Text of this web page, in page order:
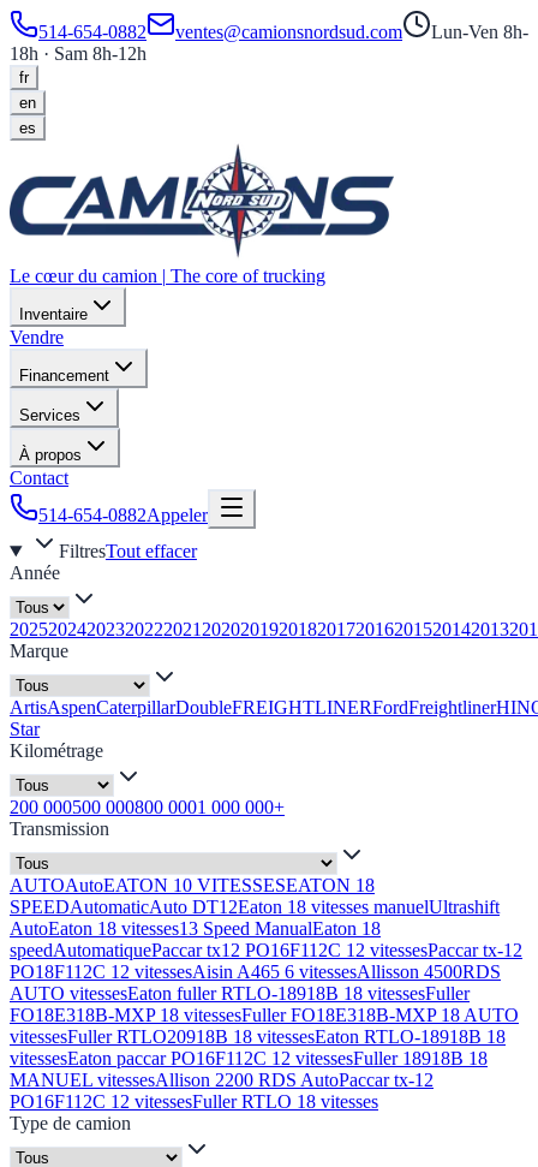
514-654-0882 ventes@camionsnordsud.com
Lun-Ven 8h-
18h · Sam 8h-12h
fr
en
es
Le cœur du camion | The core of trucking
Inventaire
Vendre
Financement
Services
À propos
Contact
514-654-0882Appeler
FiltresTout effacer
Année
20252024202320222021 20202019201820172016201520142013
Marque
ArtisAspenCaterpillarDoubleFREIGHTLINERFordFreightliner
Star
Kilométrage
200 000500 000800 0001 000 000+
Transmission
AUTOAutoEATON 10 VITESSESEATON 18
SPEEDAutomaticAuto DT12Eaton 18 vitesses manuelUltrashift
AutoEaton 18 vitesses13 Speed ManualEaton 18
speedAutomatiquePaccar tx12 PO16F112C 12 vitessesPaccar tx-12
PO18F112C 12 vitessesAisin A465 6 vitessesAllisson 4500RDS
AUTO vitessesEaton fuller RTLO-18918B 18 vitessesFuller
FO18E318B-MXP 18 vitessesFuller FO18E318B-MXP 18 AUTO
vitessesFuller RTLO20918B 18 vitessesEaton RTLO-18918B 18
vitessesEaton paccar PO16F112C 12 vitessesFuller 18918B 18
MANUEL vitessesAllison 2200 RDS AutoPaccar tx-12
PO16F112C 12 vitessesFuller RTLO 18 vitesses
Type de camion